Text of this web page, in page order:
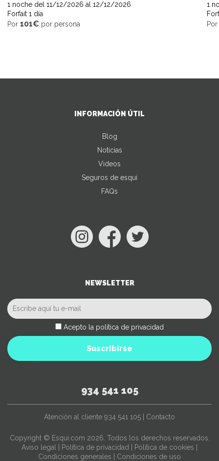
1 noche del 11/12/2026 al 12/12/2026
Forfait 1 día
Por 101€ por persona
1
Por
INFORMACIÓN ÚTIL
Blog
Noticias
Videos
Seguros de esquí
FAQs
NEWSLETTER
Acepto la política de privacidad
Suscribirse
934 541 105
Atención al cliente 934 541 105 Contacto
Copyright © Esqui.com 2026. Todos los derechos reservados.
Aviso legal
Política de privacidad Política de cookies
Condiciones generales
Condiciones de uso